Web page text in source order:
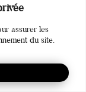
assurer les
du site.